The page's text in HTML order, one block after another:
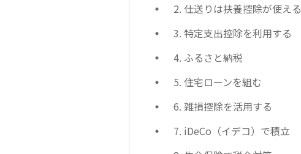
2. 仕送りは扶養控除が使える
3. 特定支出控除を利用する
4. ふるさと納税
5. 住宅ローンを組む
6. 雑損控除を活用する
7. iDeCo（イデコ）で積立